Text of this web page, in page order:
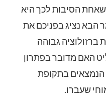
הסיבות לכך היא
הבא נציג בפניכם את
גבוהה
האם מדובר בפתרון
הנמצאים בתקופת
שעברו.